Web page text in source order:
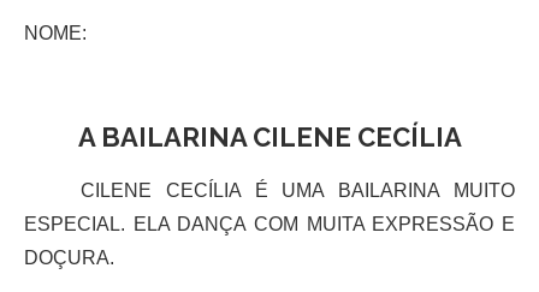
NOME:
A BAILARINA CILENE CECÍLIA
CILENE CECÍLIA É UMA BAILARINA MUITO
ESPECIAL. ELA DANÇA COM MUITA EXPRESSÃO E
DOÇURA.